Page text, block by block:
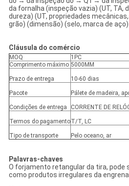
da fornalha (inspeção vazia) (UT, TA,
dureza) (UT, propriedades
grão) (dimensão) (selo, marca de aço)
Cláusula do comércio
MOQ
1PC
Comprimento máximo 5000MM
Prazo de entrega 10-60 dias
Pacote Pálete de madeira,
Condições de entrega CORRENTE DE
Termos do pagamentoT/T, LC
Tipo de transporte Pelo oceano, ar
Palavras-chaves
O forjamento retangular da tira, pode
como produtos irregulares da